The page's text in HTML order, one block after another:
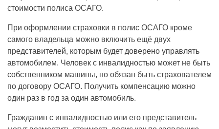
стоимости полиса ОСАГО.
При оформлении страховки в полис ОСАГО кроме
самого владельца можно включить ещё двух
представителей, которым будет доверено управлять
автомобилем. Человек с инвалидностью может не быть
собственником машины, но обязан быть страхователем
по договору ОСАГО. Получить компенсацию можно
один раз в год за один автомобиль.
Гражданин с инвалидностью или его представитель